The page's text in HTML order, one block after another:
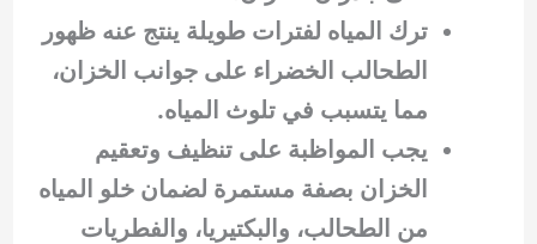
ترك المياه لفترات طويلة ينتج عنه ظهور
الطحالب الخضراء على جوانب الخزان،
مما يتسبب في تلوث المياه.
يجب المواظبة على تنظيف وتعقيم
الخزان بصفة مستمرة لضمان خلو المياه
من الطحالب، والبكتيريا، والفطريات